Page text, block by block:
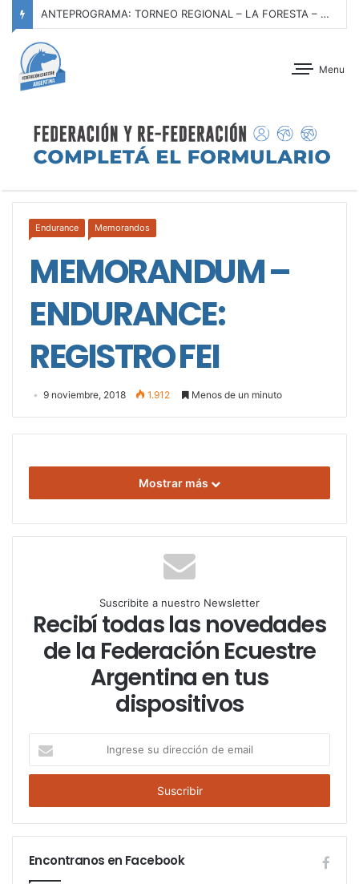
ANTEPROGRAMA: TORNEO REGIONAL – LA FORESTA – 11 AL 13 DE SEPTIEMBRE DE 2026
Menu
Endurance Memorandos
MEMORANDUM –
ENDURANCE:
REGISTRO FEI
9 noviembre, 2018 1.912 Menos de un minuto
Mostrar más
Suscribite a nuestro Newsletter
Recibí todas las novedades
de la Federación Ecuestre
Argentina en tus
dispositivos
g
e
s
s
Encontranos en Facebook